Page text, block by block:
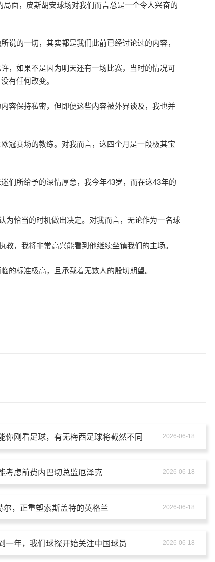
面，皮斯胡安球场对我们而言总是一个令人兴奋的
说的一切，其实都是我们此前已经讨论过的内容，
，如果不是因为明天还有一场比赛，当时的情况可
有任何改变。
容保持私密，但即便这些内容被外界谈及，我也并
冠赛场的教练。对我而言，这四个月是一段极其宝
们所给予的深情厚意，我今年43岁，而在这43年的
恰当的时机做出决定。 对我而言，无论作为一名球
，我将非常高兴能看到他继续坐镇我们的主场。
标准极高，且承载着无数人的殷切期望。
你刚看足球，有无梅西足球将截然不同 2026-06-18
考虑前费内巴切总监厄泽克 2026-06-18
，正重塑索斯盖特的英格兰 2026-06-18
一年，我们球探开始关注中国球员 2026-06-18